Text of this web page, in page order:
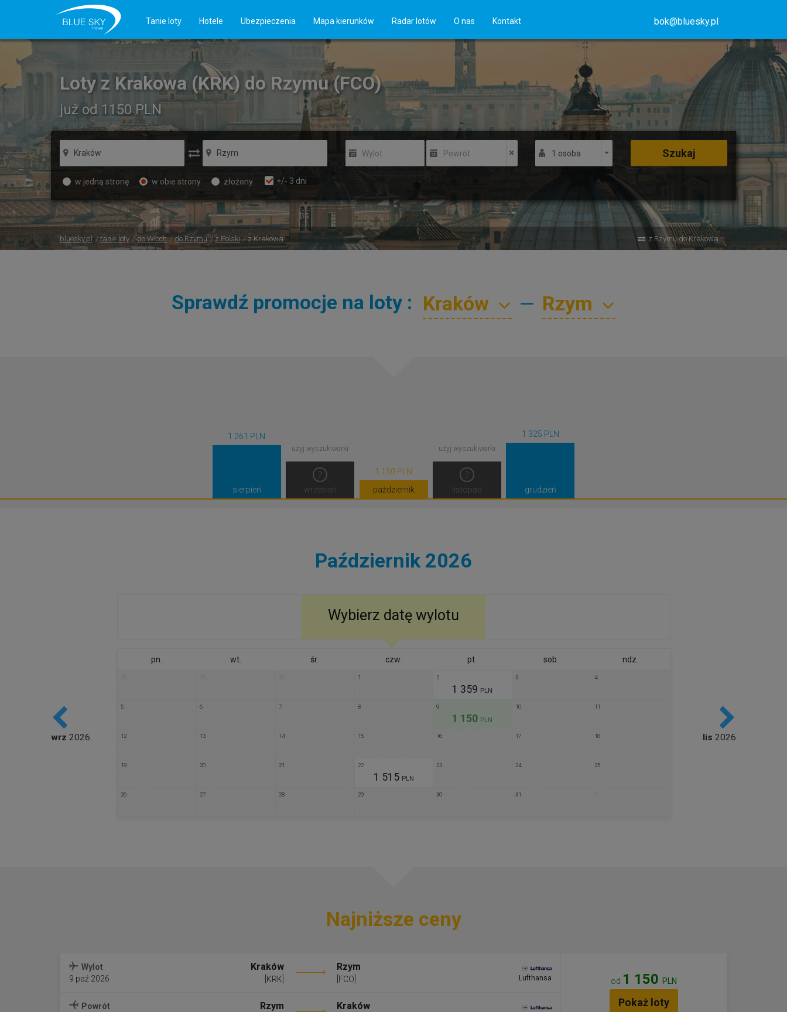
Tanie loty Hotele Ubezpieczenia Mapa kierunków Radar lotów O nas Kontakt bok@bluesky.pl
Loty z Krakowa (KRK) do Rzymu (FCO)
już od 1150PLN
Wylot Powrót 1 osoba
w jedną stronę w obie strony złożony +/- 3 dni
Szukaj
bluesky.pl tanie loty do Włoch do Rzymu z Polski z Krakowa z Rzymu do Krakowa
Sprawdź promocje na loty : —
1 261 PLN
sierpień
użyj wyszukiwarki
wrzesień
1 150 PLN
październik
użyj wyszukiwarki
listopad
1 325 PLN
grudzień
Październik 2026
wrz 2026
Wybierz datę wylotu
pn. wt. śr. czw. pt. sob. ndz.
1 2
1 359 PLN
3 4
5 6 7 8 9
1 150 PLN
10 11
12 13 14 15 16 17 18
19 20 21 22
1 515 PLN
23 24 25
26 27 28 29 30 31
lis 2026
Najniższe ceny
Wylot
9 paź 2026
Kraków
[KRK]
Rzym
[FCO] Lufthansa
Powrót
Rzym Kraków
od 1 150 PLN
Pokaż loty